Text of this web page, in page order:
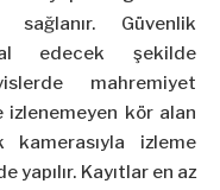
Güvenlik
edecek şekilde
mahremiyet
izlenemeyen kör alan
kamerasıyla izleme
yapılır. Kayıtlar en az